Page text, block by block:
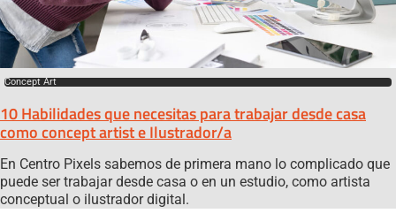
Concept Art
10 Habilidades que necesitas para trabajar desde casa
como concept artist e Ilustrador/a
En Centro Pixels sabemos de primera mano lo complicado que
puede ser trabajar desde casa o en un estudio, como artista
conceptual o ilustrador digital.